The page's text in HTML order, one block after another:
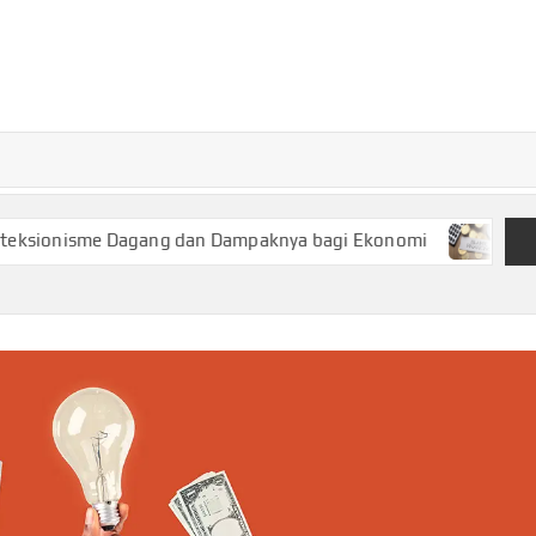
Dagang dan Dampaknya bagi Ekonomi Keuangan